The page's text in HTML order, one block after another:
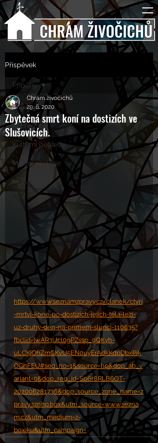
Příspěvek
Příběhy
Rozhovory
Kulturní pohledy
Mučící nástroje
Mučící lidé
Příběhy
Zbytečná smrt koní na dostizích ve
Slušovicích.
Chrám živočichů
29. 6. 2020
https://www.seznamzpravy.cz/clanek/ctyri
-mrtvi-kone-po-dostizich-jejich-tela-lezi-
uz-druhy-den-na-primem-slunci-110835?
fbclid=IwAR3Ucl0gPZssp_9QKyh-
uLCKjOhZmGKvU5EN0uyErAdkKdpDbxPik
OGhFEU#seq_no=1&source=hp&dop_ab_v
ariant=0&dop_req_id=Sp6r8RLB6OT-
202006281736&dop_source_zone_name=z
pravy.sznhp.box&utm_source=www.sezna
m.cz&utm_medium=z-
boxiku&utm_campaign=